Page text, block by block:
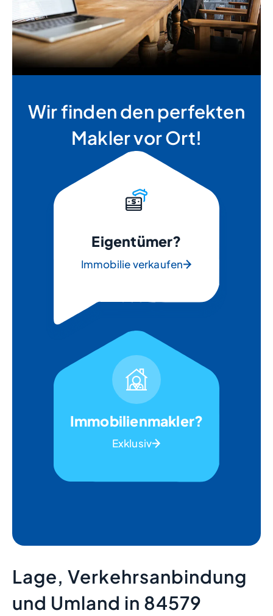
Wir finden den perfekten
Makler vor Ort!
Eigentümer?
Immobilie verkaufen
Immobilienmakler?
Exklusiv
Lage, Verkehrsanbindung
und Umland in 84579